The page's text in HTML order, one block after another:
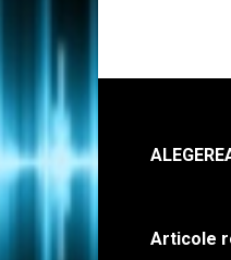
Articole